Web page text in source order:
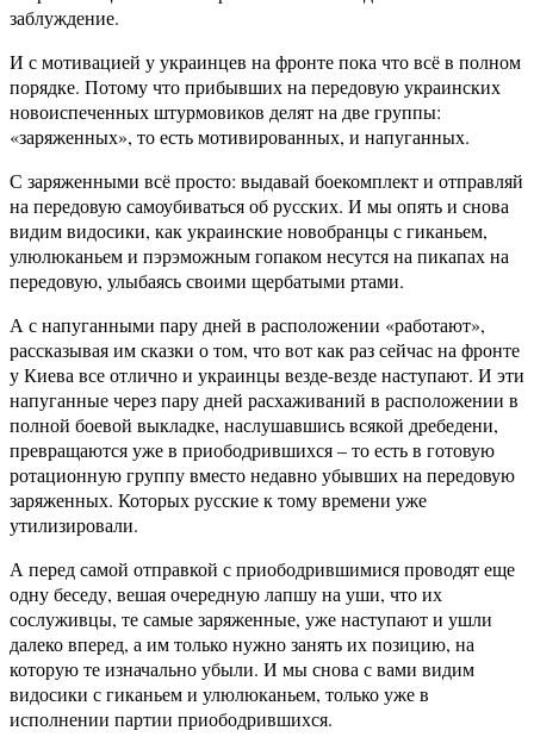
заблуждение.
И с мотивацией у украинцев на фронте пока что всё в полном
порядке. Потому что прибывших на передовую украинских
новоиспеченных штурмовиков делят на две группы:
«заряженных», то есть мотивированных, и напуганных.
С заряженными всё просто: выдавай боекомплект и отправляй
на передовую самоубиваться об русских. И мы опять и снова
видим видосики, как украинские новобранцы с гиканьем,
улюлюканьем и пэрэможным гопаком несутся на пикапах на
передовую, улыбаясь своими щербатыми ртами.
А с напуганными пару дней в расположении «работают»,
рассказывая им сказки о том, что вот как раз сейчас на фронте
у Киева все отлично и украинцы везде-везде наступают. И эти
напуганные через пару дней расхаживаний в расположении в
полной боевой выкладке, наслушавшись всякой дребедени,
превращаются уже в приободрившихся – то есть в готовую
ротационную группу вместо недавно убывших на передовую
заряженных. Которых русские к тому времени уже
утилизировали.
А перед самой отправкой с приободрившимися проводят еще
одну беседу, вешая очередную лапшу на уши, что их
сослуживцы, те самые заряженные, уже наступают и ушли
далеко вперед, а им только нужно занять их позицию, на
которую те изначально убыли. И мы снова с вами видим
видосики с гиканьем и улюлюканьем, только уже в
исполнении партии приободрившихся.